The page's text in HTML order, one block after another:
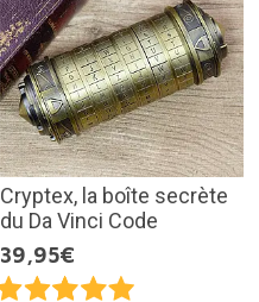
Cryptex, la boîte secrète
du Da Vinci Code
39,95€